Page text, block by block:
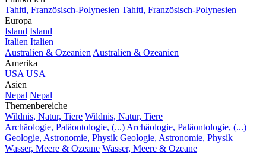
Tahiti, Französisch-Polynesien Tahiti, Französisch-Polynesien
Europa
Island Island
Italien Italien
Australien & Ozeanien Australien & Ozeanien
Amerika
USA USA
Asien
Nepal Nepal
Themenbereiche
Wildnis, Natur, Tiere Wildnis, Natur, Tiere
Archäologie, Paläontologie, (...) Archäologie, Paläontologie, (...)
Geologie, Astronomie, Physik Geologie, Astronomie, Physik
Wasser, Meere & Ozeane Wasser, Meere & Ozeane